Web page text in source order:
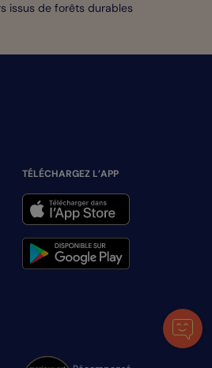
issus de forêts durables
TÉLÉCHARGEZ L’APP